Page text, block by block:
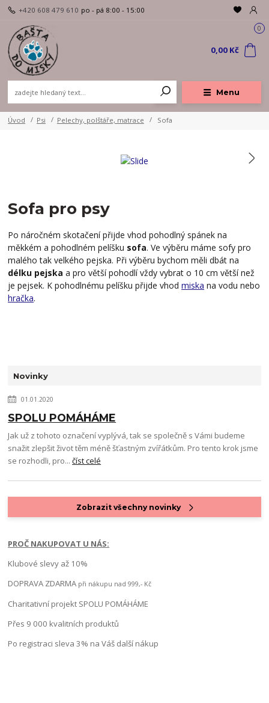
Menu
+420 608 479 610 po - pá 8:00 - 15:00
0
0,00 Kč
Úvod Psi Pelechy, polštáře, matrace Sofa
Sofa pro psy
Po náročném skotačení přijde vhod pohodlný spánek na
měkkém a pohodlném pelíšku sofa. Ve výběru máme sofy pro
malého tak velkého pejska. Při výběru bychom měli dbát na
délku pejska a pro větší pohodlí vždy vybrat o 10 cm větší než
je pejsek. K pohodlnému pelíšku přijde vhodmiska na vodu nebo
hračka.
Novinky
01.01.2020
SPOLU POMÁHÁME
Jak už z tohoto označení vyplývá, tak se společně s Vámi budeme
snažit zlepšit život těm méně šťastným zvířátkům. Pro tento krok jsme
se rozhodli, pro...číst celé
Zobrazit všechny novinky
PROČ NAKUPOVAT U NÁS:
Klubové slevy až 10%
DOPRAVA ZDARMA při nákupu nad 999,- Kč
Charitativní projekt SPOLU POMÁHÁME
Přes 9 000 kvalitních produktů
Po registraci sleva 3% na Váš další nákup